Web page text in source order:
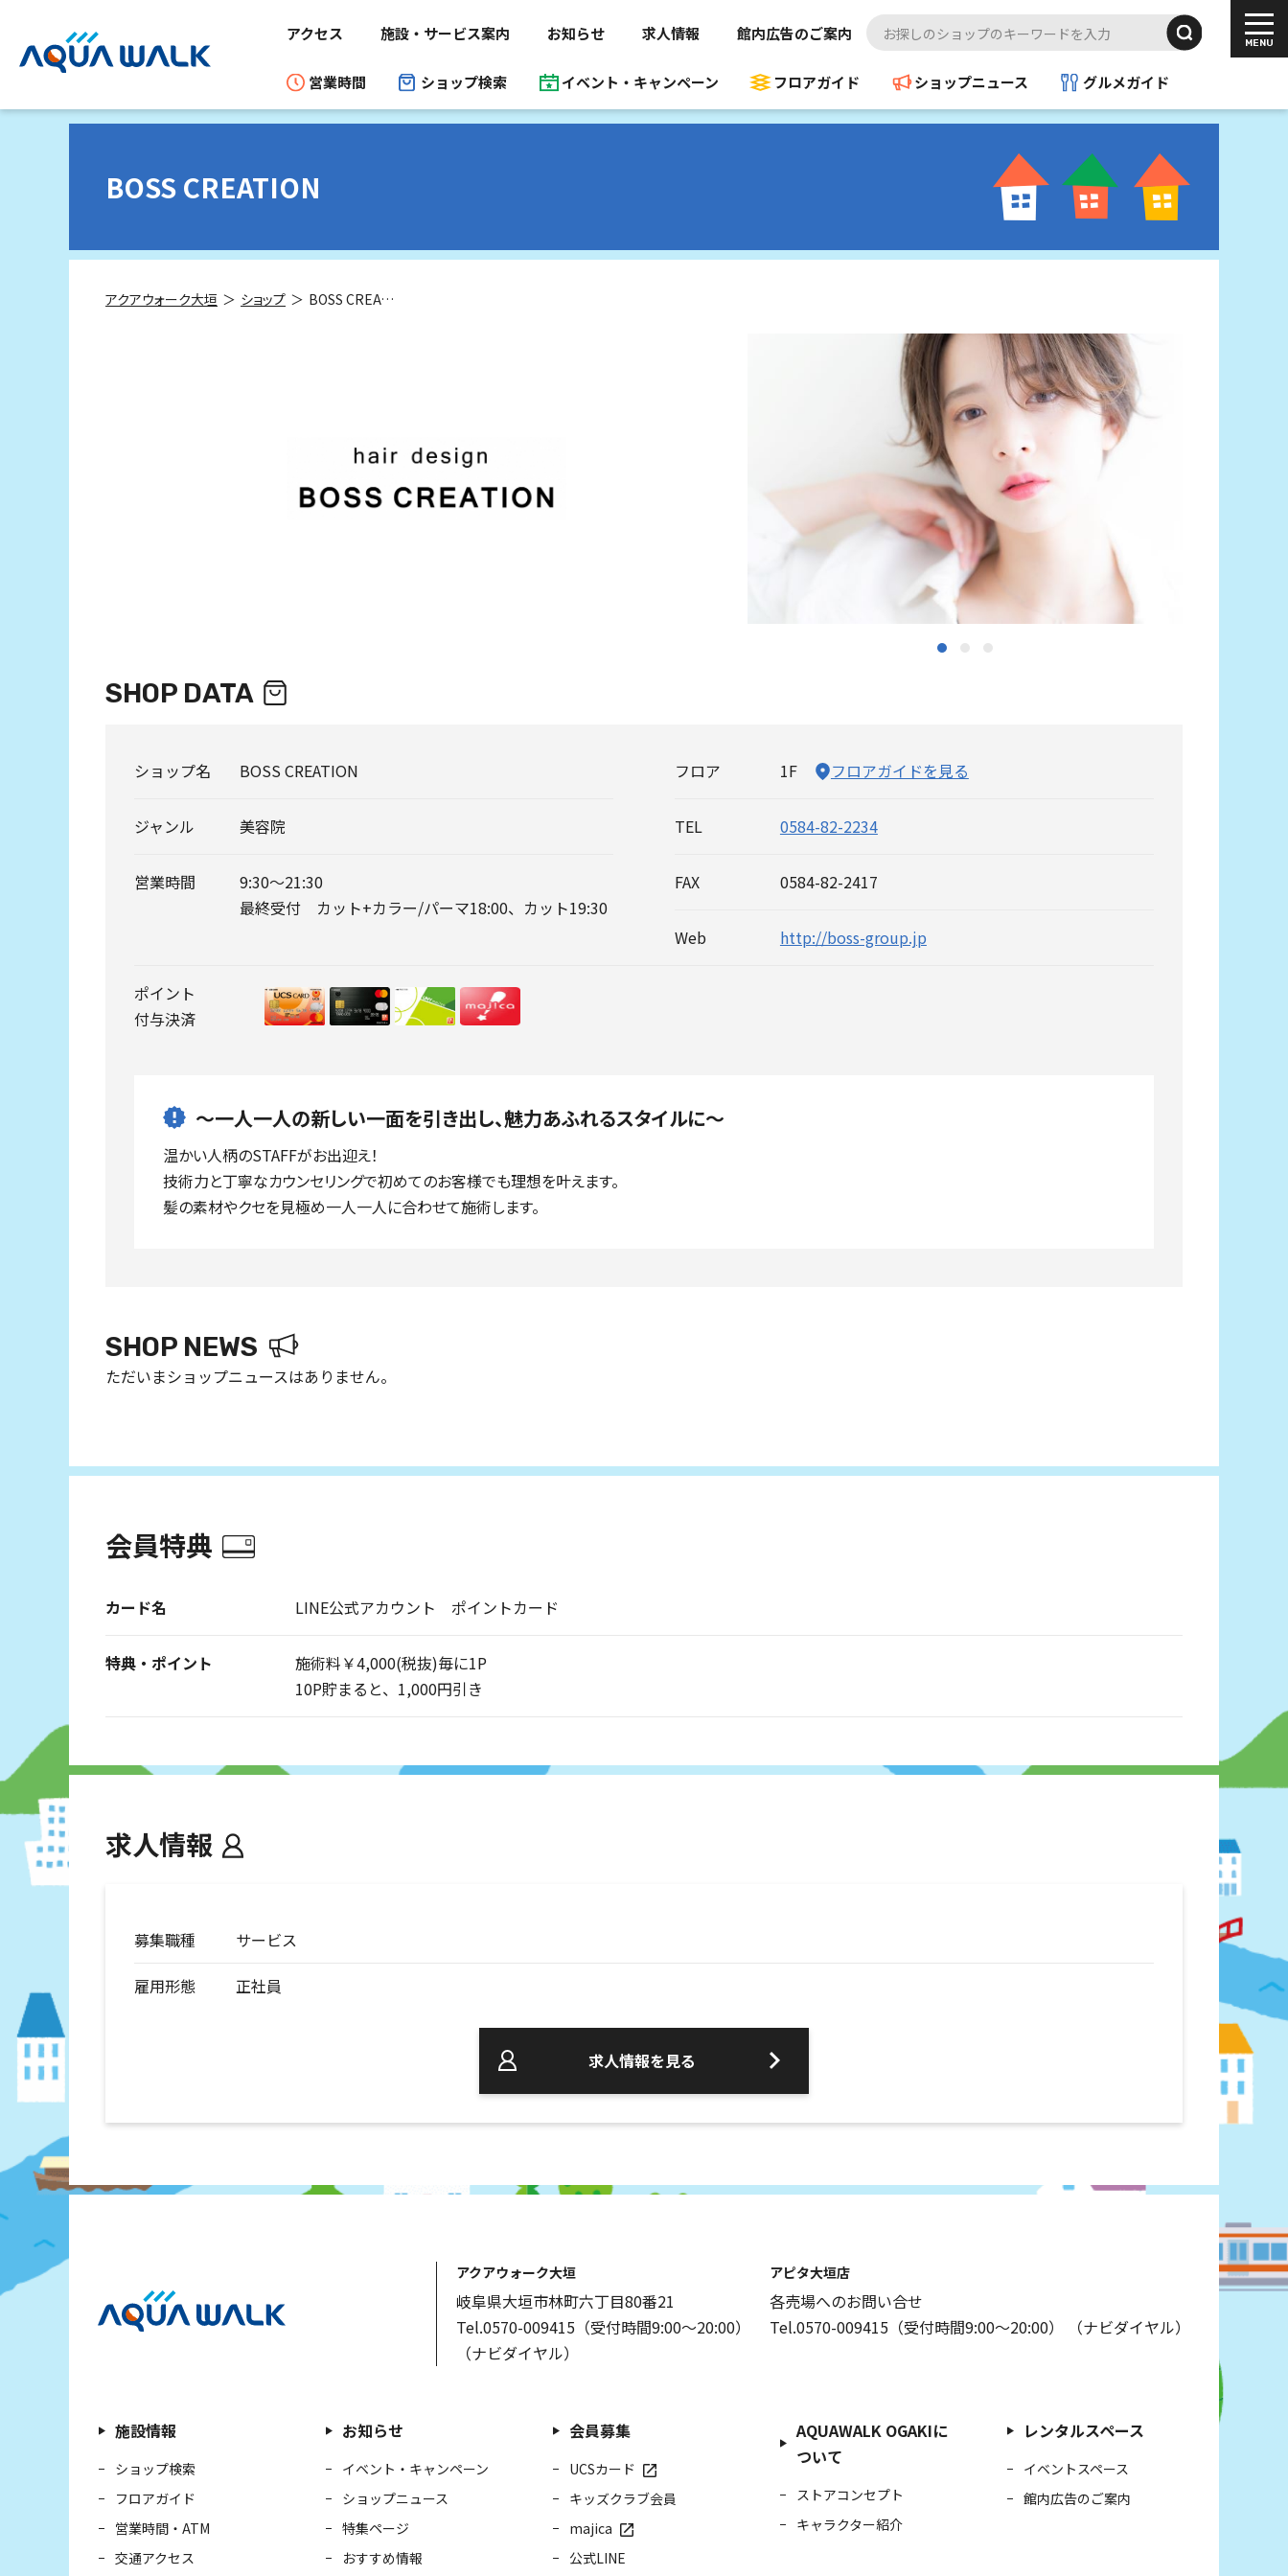
アクセス 施設・サービス案内 お知らせ 求人情報 館内広告のご案内
営業時間 ショップ検索 イベント・キャンペーン フロアガイド ショップニュース グルメガイド
BOSS CREATION
アクアウォーク大垣 ショップ BOSS CREATION
SHOP DATA
ショップ名 BOSS CREATION
ジャンル 美容院
営業時間
9:30～21:30
最終受付 カット+カラー/パーマ18:00、カット19:30
フロア 1F フロアガイドを見る
TEL 0584-82-2234
FAX 0584-82-2417
Web http://boss-group.jp
ポイント
付与決済
～一人一人の新しい一面を引き出し、魅力あふれるスタイルに～
温かい人柄のSTAFFがお出迎え！
技術力と丁寧なカウンセリングで初めてのお客様でも理想を叶えます。
髪の素材やクセを見極め一人一人に合わせて施術します。
SHOP NEWS
ただいまショップニュースはありません。
会員特典
カード名 LINE公式アカウント ポイントカード
特典・ポイント
施術料￥4,000(税抜)毎に1P
10P貯まると、1,000円引き
求人情報
募集職種
サービス
雇用形態
正社員
求人情報を見る
アクアウォーク大垣
岐阜県大垣市林町六丁目80番21
Tel.0570-009415（受付時間9:00～20:00）
（ナビダイヤル）
アピタ大垣店
各売場へのお問い合せ
Tel.0570-009415（受付時間9:00～20:00）
（ナビダイヤル）
施設情報
ショップ検索
フロアガイド
営業時間・ATM
交通アクセス
お知らせ
イベント・キャンペーン
ショップニュース
特集ページ
おすすめ情報
会員募集
UCSカード
キッズクラブ会員
majica
公式LINE
AQUAWALK OGAKIに
ついて
ストアコンセプト
キャラクター紹介
レンタルスペース
イベントスペース
館内広告のご案内